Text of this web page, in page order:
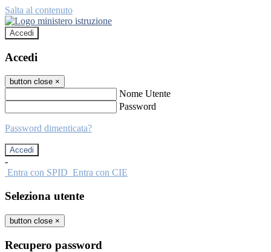
Salta al contenuto
Accedi
Accedi
button close ×
Nome Utente
Password
Password dimenticata?
-
Entra con SPID Entra con CIE
Seleziona utente
button close ×
Recupero password